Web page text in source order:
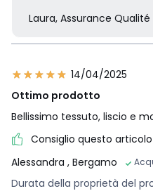
Laura, Assurance Qualité
14/04/2025
Ottimo prodotto
Bellissimo tessuto, liscio e
Consiglio questo articolo
Alessandra , Bergamo
Durata della proprietà del